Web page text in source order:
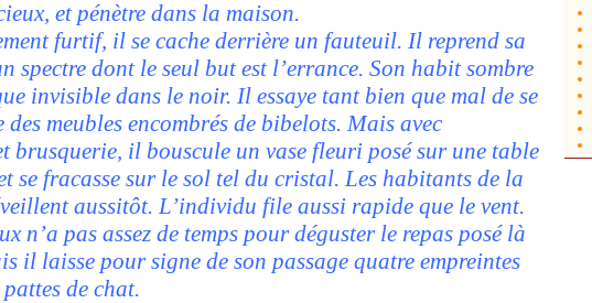
et pénètre dans la maison.
furtif, il se cache derrière un fauteuil. Il reprend sa
spectre dont le seul but est l’errance. Son habit sombre
invisible dans le noir. Il essaye tant bien que mal de se
meubles encombrés de bibelots. Mais avec
brusquerie, il bouscule un vase fleuri posé sur une table
se fracasse sur le sol tel du cristal. Les habitants de la
aussitôt. L’individu file aussi rapide que le vent.
n’a pas assez de temps pour déguster le repas posé là
il laisse pour signe de son passage quatre empreintes
de chat.